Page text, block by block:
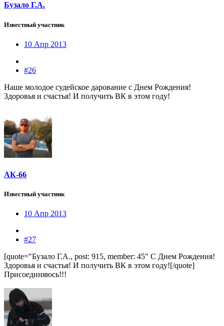
Бузало Г.А.
Известный участник
10 Апр 2013
#26
Наше молодое судейское дарование с Днем Рождения!
Здоровья и счастья! И получить ВК в этом году!
АК-66
Известный участник
10 Апр 2013
#27
[quote="Бузало Г.А., post: 915, member: 45" С Днем Рождения!
Здоровья и счастья! И получить ВК в этом году![/quote]
Присоединяюсь!!!